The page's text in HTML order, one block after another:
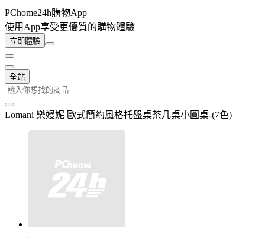
PChome24h購物App
使用App享受更優質的購物體驗
立即體驗
全站
Lomani 樂嫚妮 歐式簡約風格托盤桌茶几桌小圓桌-(7色)